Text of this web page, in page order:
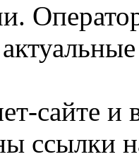
сайте
ссылки